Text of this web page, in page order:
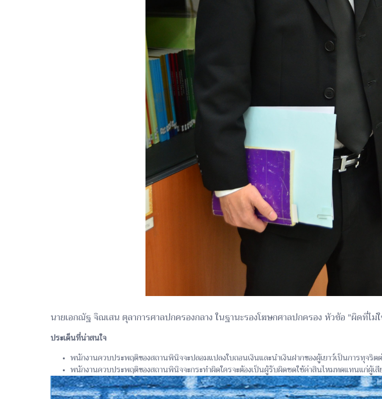
นายเอกณัฐ จิณเสน ตุลาการศาลปกครองกลาง ในฐานะรองโฆษกศาลปกครอง หัวข้อ "ผิดที่ไ
ประเด็นที่น่าสนใจ
พนักงานควบประพฤติของสถานพินิจจะปลอมแปลงใบถอนเงินและนำเงินฝากของผู้เยาว์เป็นการทุจ
พนักงานควบประพฤติของสถานพินิจจะกระทำผิดใครจะต้องเป็นผู้รับผิดชดใช้ค่าสินไหมทดแทนแก่ผู้เสี